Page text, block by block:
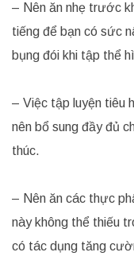
– Nên ăn nhẹ trước
tiếng để bạn có sức
bụng đói khi tập thể
– Việc tập luyện tiêu
nên bổ sung đầy đủ
thúc.
– Nên ăn các thực
này không thể thiếu
có tác dụng tăng